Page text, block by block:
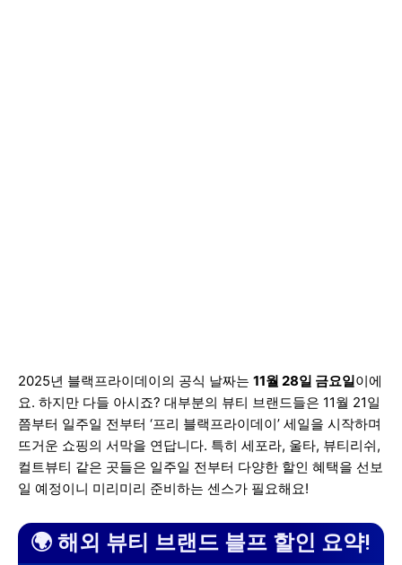
2025년 블랙프라이데이의 공식 날짜는 11월 28일 금요일이에
요. 하지만 다들 아시죠? 대부분의 뷰티 브랜드들은 11월 21일
쯤부터 일주일 전부터 ‘프리 블랙프라이데이’ 세일을 시작하며
뜨거운 쇼핑의 서막을 연답니다. 특히 세포라, 울타, 뷰티리쉬,
컬트뷰티 같은 곳들은 일주일 전부터 다양한 할인 혜택을 선보
일 예정이니 미리미리 준비하는 센스가 필요해요!
🌍 해외 뷰티 브랜드 블프 할인 요약!